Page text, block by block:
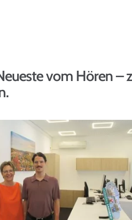
vom Hören –